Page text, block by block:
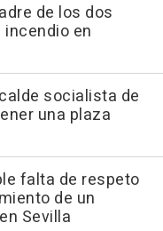
de los dos
en
socialista de
una plaza
falta de respeto
de un
Sevilla